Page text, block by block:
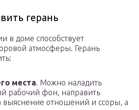
герань
в доме способствует
атмосферы. Герань
места. Можно наладить
рабочий фон, направить
выяснение отношений и ссоры, а